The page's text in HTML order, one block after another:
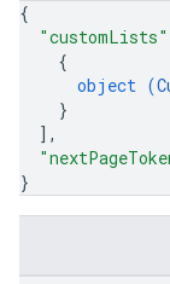
{
"customLists"
{
object (
}
] ,
}